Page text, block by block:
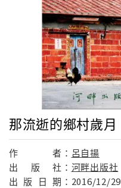
那流逝的鄉村歲月
作 者： 呂自揚
出
版 社： 河畔出版社
出 版 日 期： 2016/12/29